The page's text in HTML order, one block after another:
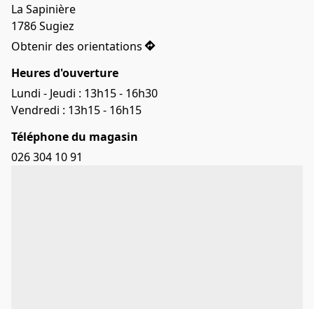
La Sapinière
1786 Sugiez
Obtenir des orientations
Heures d'ouverture
Lundi - Jeudi : 13h15 - 16h30
Vendredi : 13h15 - 16h15
Téléphone du magasin
026 304 10 91